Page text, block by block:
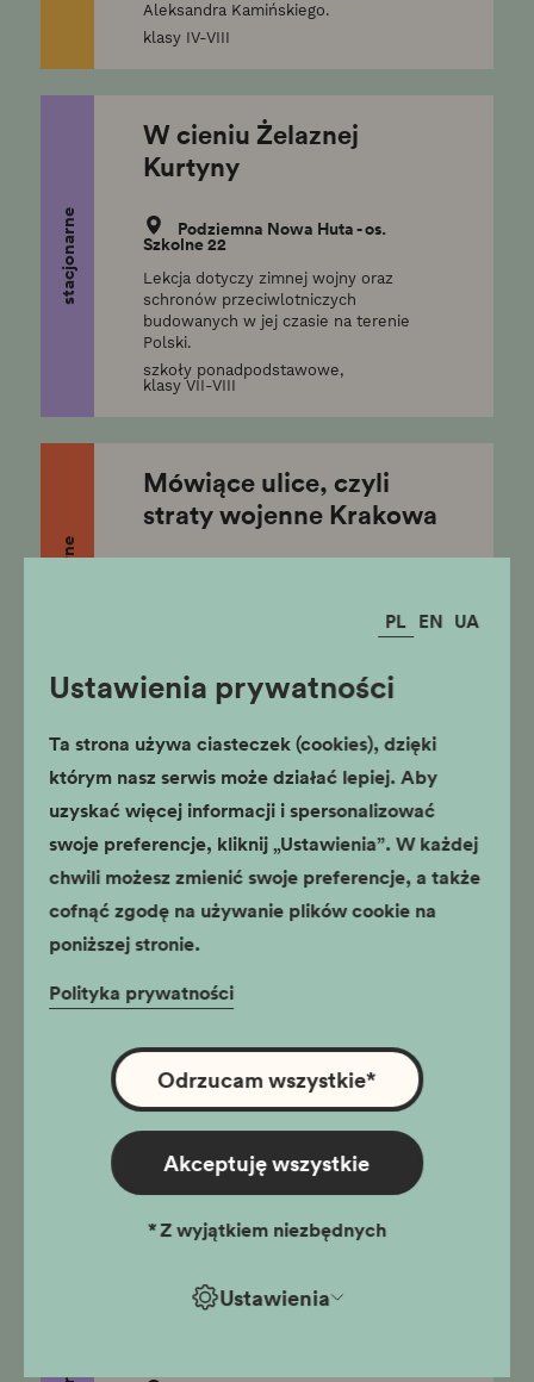
PL EN UA
Ustawienia prywatności
Ta strona używa ciasteczek (cookies), dzięki
którym nasz serwis może działać lepiej. Aby
uzyskać więcej informacji i spersonalizować
swoje preferencje, kliknij „Ustawienia”. W każdej
chwili możesz zmienić swoje preferencje, a także
cofnąć zgodę na używanie plików cookie na
poniższej stronie.
Polityka prywatności
Ustawienia
Odrzucam wszystkie*
Akceptuję wszystkie
*Z wyjątkiem niezbędnych
Aleksandra Kamińskiego.
klasy IV-VIII
stacjonarne
W cieniu Żelaznej
Kurtyny
Podziemna Nowa Huta - os.
Szkolne 22
Lekcja dotyczy zimnej wojny oraz
schronów przeciwlotniczych
budowanych w jej czasie na terenie
Polski.
szkoły ponadpodstawowe,
klasy VII-VIII
stacjonarne
Mówiące ulice, czyli
straty wojenne Krakowa
Spacer prowadzi uczestników śladami
miejsc związanych z niemiecką okupacją
klasy IV-VIII,
szkoły ponadpodstawowe
stacjonarne
"Napisałem, co
widziałem, co czułem”.
Oprowadzanie
edukacyjne po wystawie
stałej
Apteka pod Orłem
na relacjach właściciela apteki Tadeusza
Pankiewicza zawartych w książce
"Apteka w getcie krakowskim" oraz
szkoły ponadpodstawowe,
klasy VII-VIII
Apteka Pod Orłem i